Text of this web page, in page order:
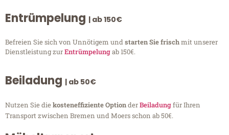
Entrümpelung | ab 150€
Befreien Sie sich von Unnötigem undstarten Sie frischmit unserer
Dienstleistung zurEntrümpelungab 150€.
Beiladung | ab 50€
Nutzen Sie diekosteneffiziente OptionderBeiladungfür Ihren
Transport zwischen Bremen und Moers schon ab 50€.